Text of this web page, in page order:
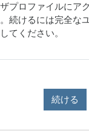
プロファイルにア
続けるには完全な
てください。
続ける